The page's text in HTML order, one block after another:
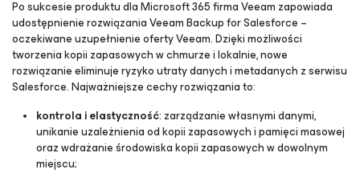
Po sukcesie produktu dla Microsoft 365 firma Veeam zapowiada
udostępnienie rozwiązania Veeam Backupfor Salesforce –
oczekiwane uzupełnienie oferty Veeam. Dzięki możliwości
tworzenia kopii zapasowych w chmurze i lokalnie, nowe
rozwiązanie eliminuje ryzyko utraty danych i metadanych z serwisu
Salesforce. Najważniejsze cechy rozwiązania to:
kontrola i elastyczność: zarządzanie własnymi danymi,
unikanie uzależnienia od kopii zapasowych i pamięci masowej
oraz wdrażanie środowiska kopii zapasowych w dowolnym
miejscu;